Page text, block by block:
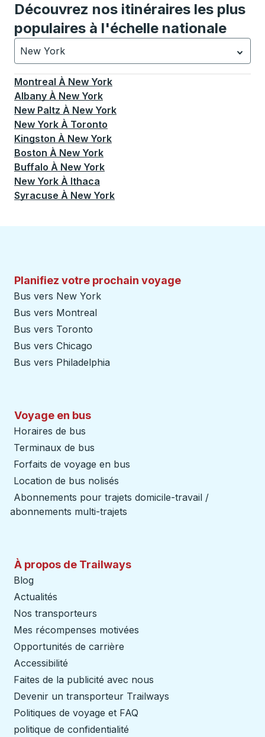
Découvrez nos itinéraires les plus
populaires à l'échelle nationale
New York
Actuellement sélectionné: New York.La sélection est
Montreal À New York
Albany À New York
New Paltz À New York
New York À Toronto
Kingston À New York
Boston À New York
Buffalo À New York
New York À Ithaca
Syracuse À New York
Planifiez votre prochain voyage
Bus vers New York
Bus vers Montreal
Bus vers Toronto
Bus vers Chicago
Bus vers Philadelphia
Voyage en bus
Horaires de bus
Terminaux de bus
Forfaits de voyage en bus
Location de bus nolisés
Abonnements pour trajets domicile-travail /
abonnements multi-trajets
À propos de Trailways
Blog
Actualités
Nos transporteurs
Mes récompenses motivées
Opportunités de carrière
Accessibilité
Faites de la publicité avec nous
Devenir un transporteur Trailways
Politiques de voyage et FAQ
politique de confidentialité